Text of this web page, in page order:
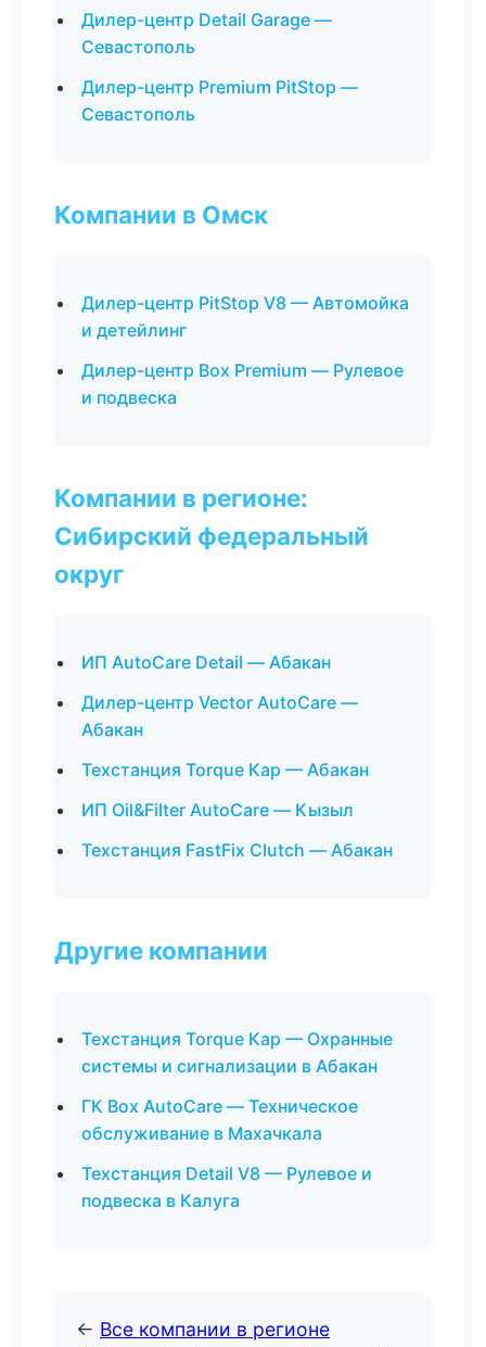
Дилер-центр Detail Garage —
Севастополь
Дилер-центр Premium PitStop —
Севастополь
Компании в Омск
Дилер-центр PitStop V8 — Автомойка
и детейлинг
Дилер-центр Box Premium — Рулевое
и подвеска
Компании в регионе:
Сибирский федеральный
округ
ИП AutoCare Detail — Абакан
Дилер-центр Vector AutoCare —
Абакан
Техстанция Torque Кар — Абакан
ИП Oil&Filter AutoCare — Кызыл
Техстанция FastFix Clutch — Абакан
Другие компании
Техстанция Torque Кар — Охранные
системы и сигнализации в Абакан
ГК Box AutoCare — Техническое
обслуживание в Махачкала
Техстанция Detail V8 — Рулевое и
подвеска в Калуга
← Все компании в регионе